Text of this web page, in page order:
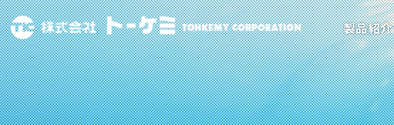
製品紹介